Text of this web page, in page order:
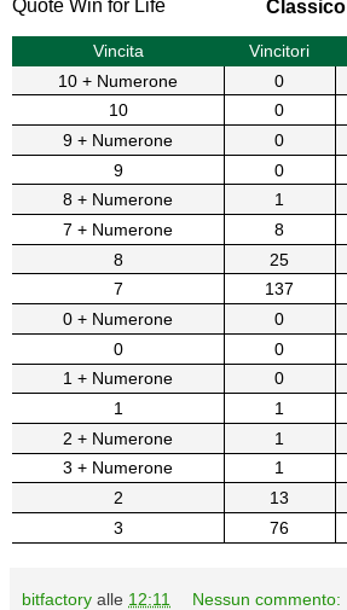
Quote Win for Life
Classico
Vincita Vincitori
10 + Numerone
0
10
0
9 + Numerone
0
9
0
8 + Numerone
1
7 + Numerone
8
8
25
7
137
0 + Numerone
0
0
0
1 + Numerone
0
1
1
2 + Numerone
1
3 + Numerone
1
2
13
3
76
bitfactory alle 12:11 Nessun commento: